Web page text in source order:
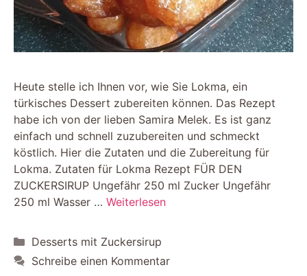
Heute stelle ich Ihnen vor, wie Sie Lokma, ein
türkisches Dessert zubereiten können. Das Rezept
habe ich von der lieben Samira Melek. Es ist ganz
einfach und schnell zuzubereiten und schmeckt
köstlich. Hier die Zutaten und die Zubereitung für
Lokma. Zutaten für Lokma Rezept FÜR DEN
ZUCKERSIRUP Ungefähr 250 ml Zucker Ungefähr
250 ml Wasser … Weiterlesen
Kategorien
Desserts mit Zuckersirup
Schreibe einen Kommentar